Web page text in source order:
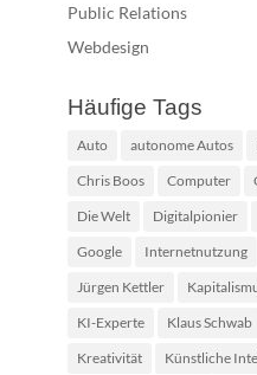
Public Relations
Webdesign
Häufige Tags
Auto autonome Autos
Chris Boos
Computer
Die Welt
Digitalpionier
Google
Internetnutzung
Jürgen Kettler
KI-Experte
Klaus Schwab
Kreativität
Künstliche